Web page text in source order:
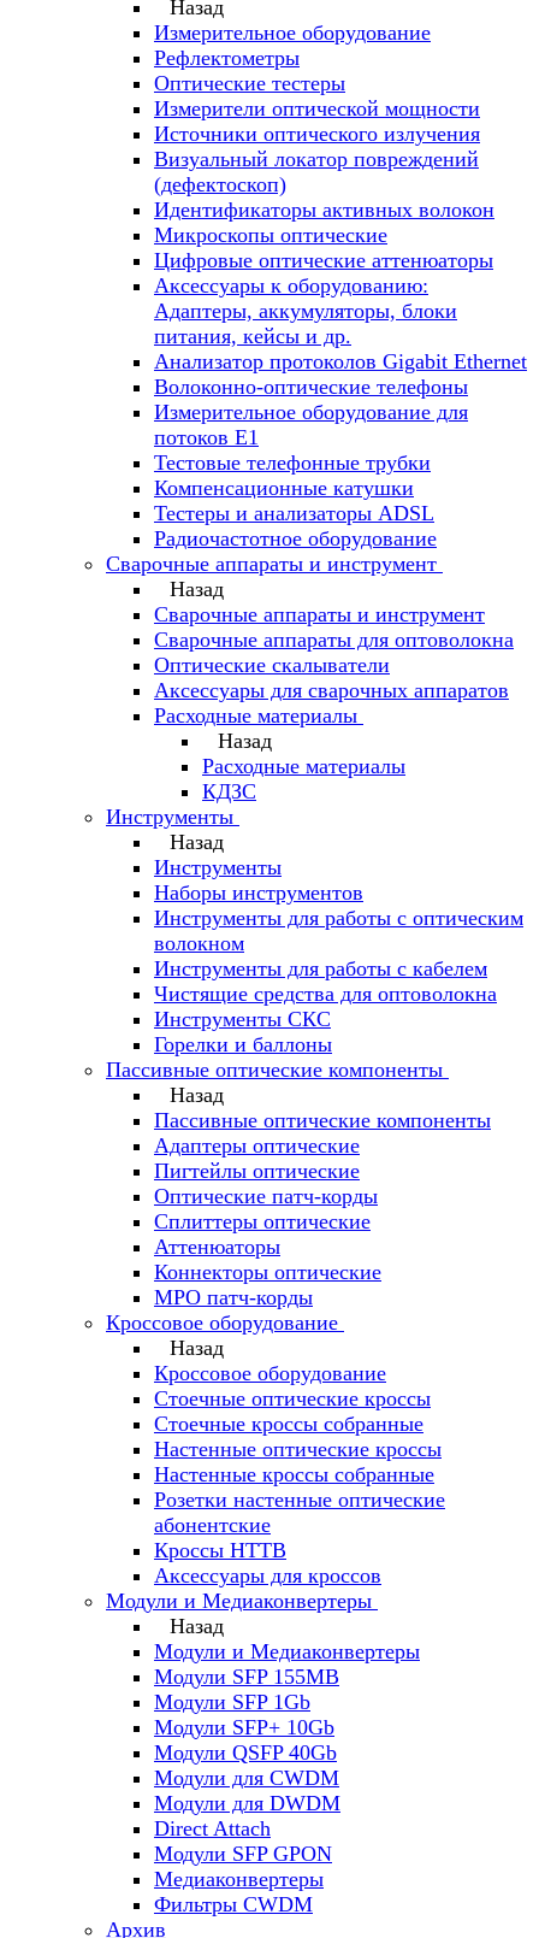
Назад
Измерительное оборудование
Рефлектометры
Оптические тестеры
Измерители оптической мощности
Источники оптического излучения
Визуальный локатор повреждений
(дефектоскоп)
Идентификаторы активных волокон
Микроскопы оптические
Цифровые оптические аттенюаторы
Аксессуары к оборудованию:
Адаптеры, аккумуляторы, блоки
питания, кейсы и др.
Анализатор протоколов Gigabit Ethernet
Волоконно-оптические телефоны
Измерительное оборудование для
потоков Е1
Тестовые телефонные трубки
Компенсационные катушки
Тестеры и анализаторы ADSL
Радиочастотное оборудование
Сварочные аппараты и инструмент
Назад
Сварочные аппараты и инструмент
Сварочные аппараты для оптоволокна
Оптические скалыватели
Аксессуары для сварочных аппаратов
Расходные материалы
Назад
Расходные материалы
КДЗС
Инструменты
Назад
Инструменты
Наборы инструментов
Инструменты для работы с оптическим
волокном
Инструменты для работы с кабелем
Чистящие средства для оптоволокна
Инструменты СКС
Горелки и баллоны
Пассивные оптические компоненты
Назад
Пассивные оптические компоненты
Адаптеры оптические
Пигтейлы оптические
Оптические патч-корды
Сплиттеры оптические
Аттенюаторы
Коннекторы оптические
MPO патч-корды
Кроссовое оборудование
Назад
Кроссовое оборудование
Стоечные оптические кроссы
Стоечные кроссы собранные
Настенные оптические кроссы
Настенные кроссы собранные
Розетки настенные оптические
абонентские
Кроссы HTTB
Аксессуары для кроссов
Модули и Медиаконвертеры
Назад
Модули и Медиаконвертеры
Модули SFP 155MB
Модули SFP 1Gb
Модули SFP+ 10Gb
Модули QSFP 40Gb
Модули для CWDM
Модули для DWDM
Direct Attach
Модули SFP GPON
Медиаконвертеры
Фильтры CWDM
Архив